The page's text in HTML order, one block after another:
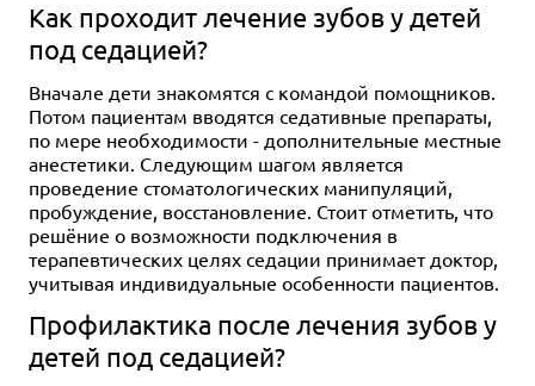
Как проходит лечение зубов у детей
под седацией?
Вначале дети знакомятся с командой помощников.
Потом пациентам вводятся седативные препараты,
по мере необходимости - дополнительные местные
анестетики. Следующим шагом является
проведение стоматологических манипуляций,
пробуждение, восстановление. Стоит отметить, что
решёние о возможности подключения в
терапевтических целях седации принимает доктор,
учитывая индивидуальные особенности пациентов.
Профилактика после лечения зубов у
детей под седацией?